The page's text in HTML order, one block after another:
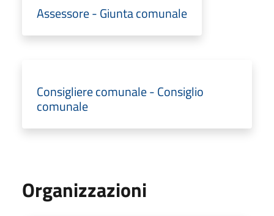
Assessore - Giunta comunale
Consigliere comunale - Consiglio
comunale
Organizzazioni